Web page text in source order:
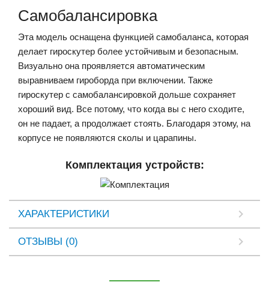
Самобалансировка
Эта модель оснащена функцией самобаланса, которая
делает гироскутер более устойчивым и безопасным.
Визуально она проявляется автоматическим
выравниваем гироборда при включении. Также
гироскутер с самобалансировкой дольше сохраняет
хороший вид. Все потому, что когда вы с него сходите,
он не падает, а продолжает стоять. Благодаря этому, на
корпусе не появляются сколы и царапины.
Комплектация устройств:
ХАРАКТЕРИСТИКИ
ОТЗЫВЫ (0)